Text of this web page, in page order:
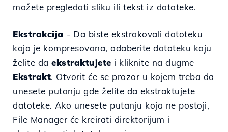
možete pregledati sliku ili tekst iz datoteke.
Ekstrakcija - Da biste ekstrakovali datoteku
koja je kompresovana, odaberite datoteku koju
želite da ekstraktujete i kliknite na dugme
Ekstrakt. Otvorit će se prozor u kojem treba da
unesete putanju gde želite da ekstraktujete
datoteke. Ako unesete putanju koja ne postoji,
File Manager će kreirati direktorijum i